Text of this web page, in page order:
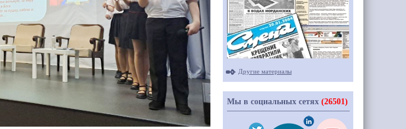
Другие материалы
Мы в социальных сетях (26501)